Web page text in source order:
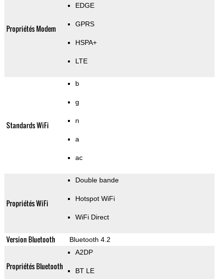
Propriétés Modem
EDGE
GPRS
HSPA+
LTE
Standards WiFi
b
g
n
a
ac
Propriétés WiFi
Double bande
Hotspot WiFi
WiFi Direct
Version Bluetooth Bluetooth 4.2
Propriétés Bluetooth
A2DP
BT LE